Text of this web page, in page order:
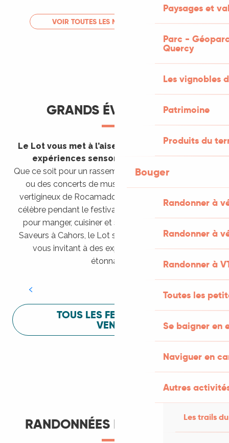
Paysages et
Parc -
Quercy
Les vignobles
Patrimoine
Produits du
Bouger
Randonner à
Randonner à
Randonner à
Toutes les
Se baigner en
Naviguer en
Autres
Les trails
LIRE LA SUITE
VOIR TOUTES LES MANIFESTATIONS
GRANDS ÉVÈNEMENTS
Le Lot vous met à l’aise en vous invitant à des
expériences sensorielles étonnantes !
Que ce soit pour un rassemblement de montgolfières
ou des concerts de musique sacrée dans le site
vertigineux de Rocamadour, pour écouter un opéra
célèbre pendant le festival de Saint-Céré ou encore
pour manger, cuisiner et s’amuser pendant Lot of
Saveurs à Cahors, le Lot sait vous mettre à l’aise en
vous invitant à des expériences sensorielles
étonnantes !
Festival Lot of Saveurs
TOUS LES FESTIVALS À
VENIR
RANDONNÉES ET ITINÉRANCE